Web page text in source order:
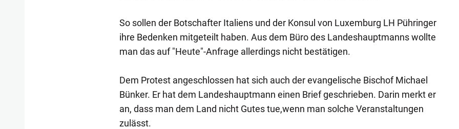
So sollen der Botschafter Italiens und der Konsul von Luxemburg LH Pühringer
ihre Bedenken mitgeteilt haben. Aus dem Büro des Landeshauptmanns wollte
man das auf "Heute"-Anfrage allerdings nicht bestätigen.
Dem Protest angeschlossen hat sich auch der evangelische Bischof Michael
Bünker. Er hat dem Landeshauptmann einen Brief geschrieben. Darin merkt er
an, dass man dem Land nicht Gutes tue,wenn man solche Veranstaltungen
zulässt.